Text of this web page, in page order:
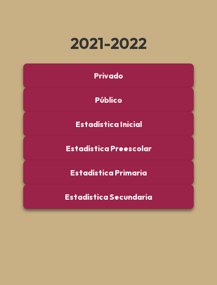
2021-2022
Privado
Público
Estadística Inicial
Estadística Preescolar
Estadística Primaria
Estadística Secundaria